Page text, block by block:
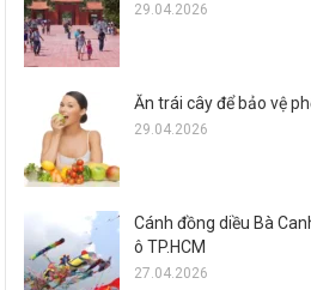
29.04.2026
Ăn trái cây để bảo vệ
29.04.2026
Cánh đồng diều Bà
ô TP.HCM
27.04.2026